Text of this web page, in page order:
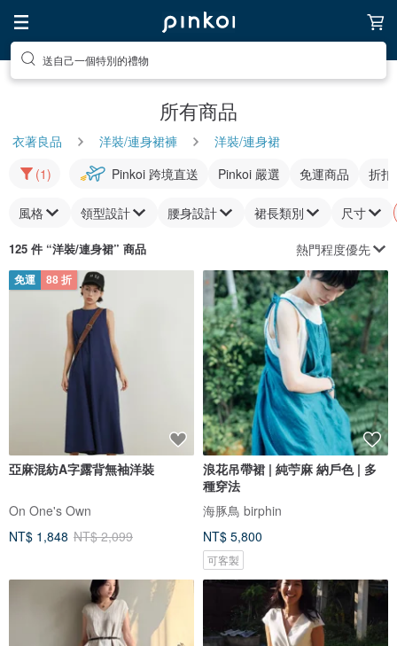
送自己一個特別的禮物
所有商品
衣著良品 洋裝/連身裙褲
洋裝/連身裙
(1)
Pinkoi 跨境直送 Pinkoi 嚴選 免運商品 折扣
風格 領型設計 腰身設計 裙長類別 尺寸
125 件 “洋裝/連身裙” 商品 熱門程度優先
免運 88 折
亞麻混紡A字露背無袖洋裝
On One's Own
NT$ 1,848 NT$ 2,099
浪花吊帶裙 | 純苧麻 納戶色 | 多
種穿法
海豚鳥 birphin
NT$ 5,800
可客製